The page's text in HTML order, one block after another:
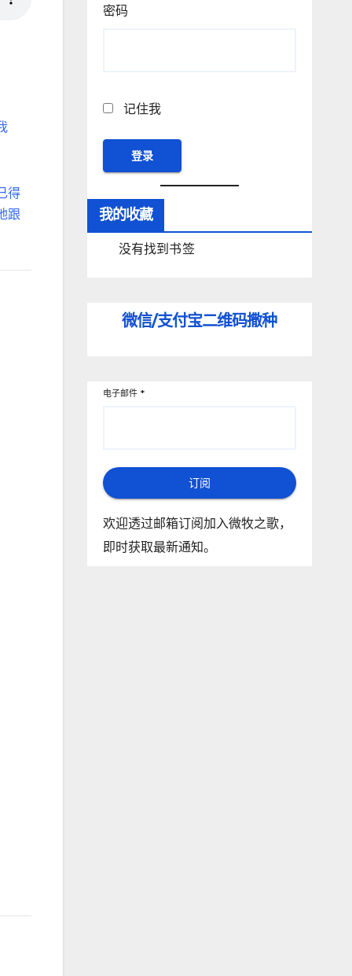
得
跟
密码
记住我
我的收藏
没有找到书签
微信/支付宝二维码撒种
电子邮件 *
订阅
欢迎透过邮箱订阅加入微牧之歌，
即时获取最新通知。